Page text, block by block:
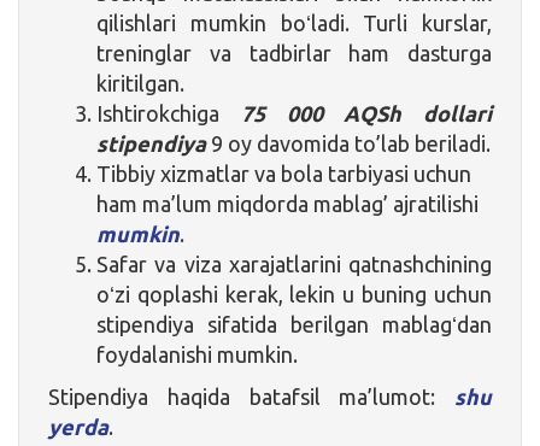
qilishlari mumkin boʻladi. Turli kurslar,
treninglar va tadbirlar ham dasturga
kiritilgan.
Ishtirokchiga
75 000 AQSh dollari
stipendiya9 oy davomida to’lab beriladi.
Tibbiy xizmatlar va bola tarbiyasi uchun
ham ma’lum miqdorda mablag’ ajratilishi
mumkin.
Safar va viza xarajatlarini qatnashchining
oʻzi qoplashi kerak, lekin u buning uchun
stipendiya sifatida berilgan mablagʻdan
foydalanishi mumkin.
Stipendiya haqida batafsil ma’lumot: shu
yerda.